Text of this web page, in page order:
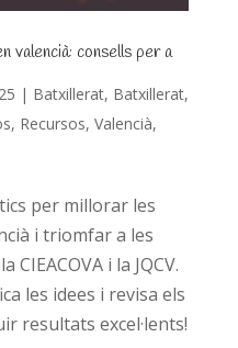
valencià: consells per a
| Batxillerat, Batxillerat,
, Recursos, Valencià,
per millorar les
i triomfar a les
CIEACOVA i la JQCV.
les idees i revisa els
resultats excel·lents!